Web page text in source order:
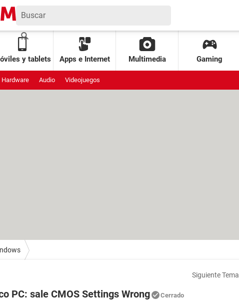
y tablets Apps e Internet Multimedia Gaming
Hardware Audio Videojuegos
Siguiente Tema
PC: sale CMOS Settings Wrong Cerrado